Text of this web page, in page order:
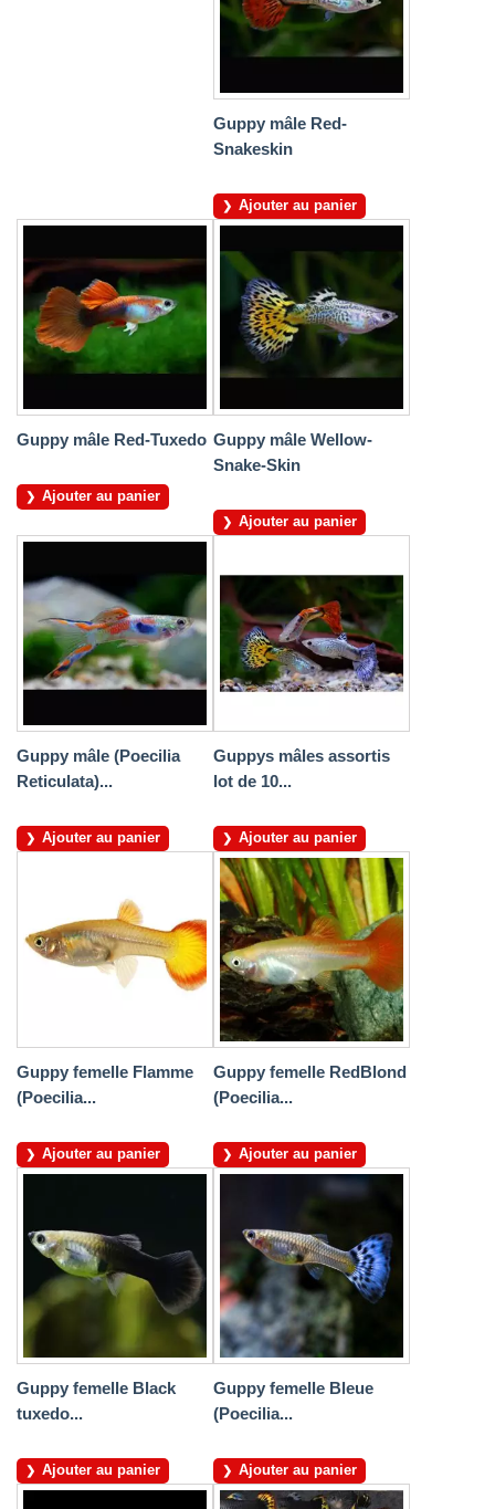
Guppy mâle Red-
Snakeskin
Ajouter au panier
Guppy mâle Red-Tuxedo
Ajouter au panier
Guppy mâle Wellow-
Snake-Skin
Ajouter au panier
Guppy mâle (Poecilia
Reticulata)...
Ajouter au panier
Guppys mâles assortis
lot de 10...
Ajouter au panier
Guppy femelle Flamme
(Poecilia...
Ajouter au panier
Guppy femelle RedBlond
(Poecilia...
Ajouter au panier
Guppy femelle Black
tuxedo...
Ajouter au panier
Guppy femelle Bleue
(Poecilia...
Ajouter au panier